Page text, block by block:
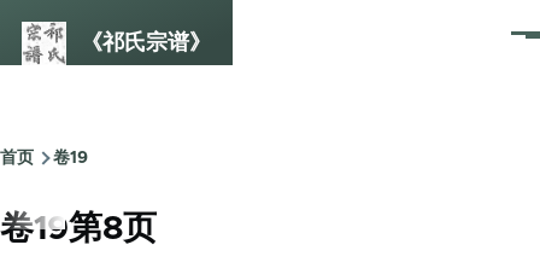
《祁氏宗谱》
菜
面
包
屑
首页 卷19
卷19第8页